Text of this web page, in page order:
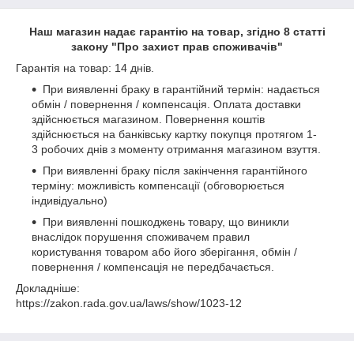
Наш магазин надає гарантію на товар, згідно 8 статті
закону "Про захист прав споживачів"
Гарантія на товар: 14 днів.
При виявленні браку в гарантійний термін: надається
обмін / повернення / компенсація. Оплата доставки
здійснюється магазином. Повернення коштів
здійснюється на банківську картку покупця протягом 1-
3 робочих днів з моменту отримання магазином взуття.
При виявленні браку після закінчення гарантійного
терміну: можливість компенсації (обговорюється
індивідуально)
При виявленні пошкоджень товару, що виникли
внаслідок порушення споживачем правил
користування товаром або його зберігання, обмін /
повернення / компенсація не передбачається.
Докладніше:
https://zakon.rada.gov.ua/laws/show/1023-12